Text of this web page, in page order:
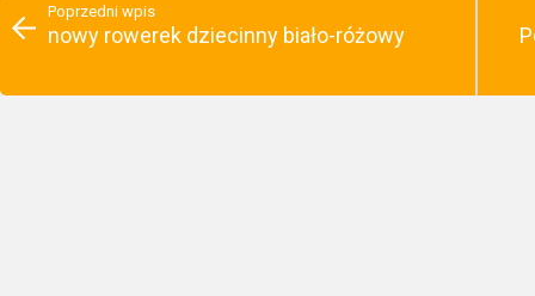
Poprzedni wpis
nowy rowerek dziecinny biało-różowy